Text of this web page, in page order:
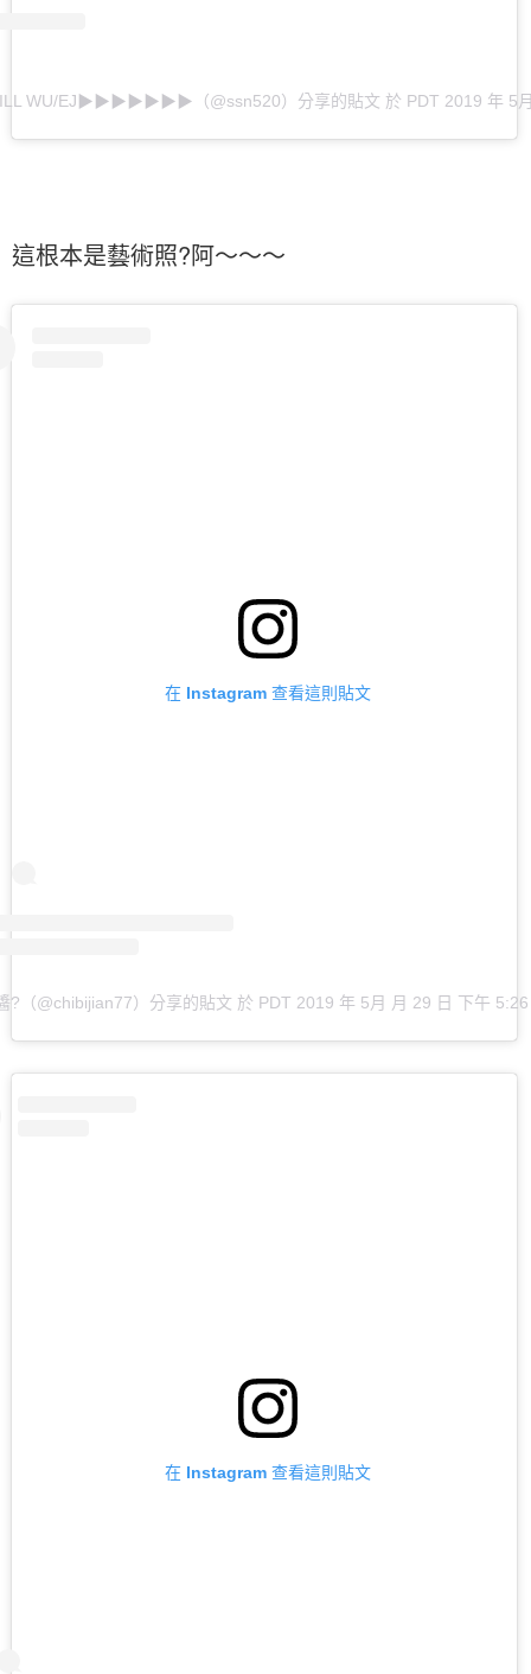
WU/EJ▶▶▶▶▶▶▶（@ssn520）分享的貼文 於 PDT 2019 年 5
這根本是藝術照?阿～～～
在 Instagram 查看這則貼文
?（@chibijian77）分享的貼文 於 PDT 2019 年 5月 月 29 日 下午 5:26
在 Instagram 查看這則貼文